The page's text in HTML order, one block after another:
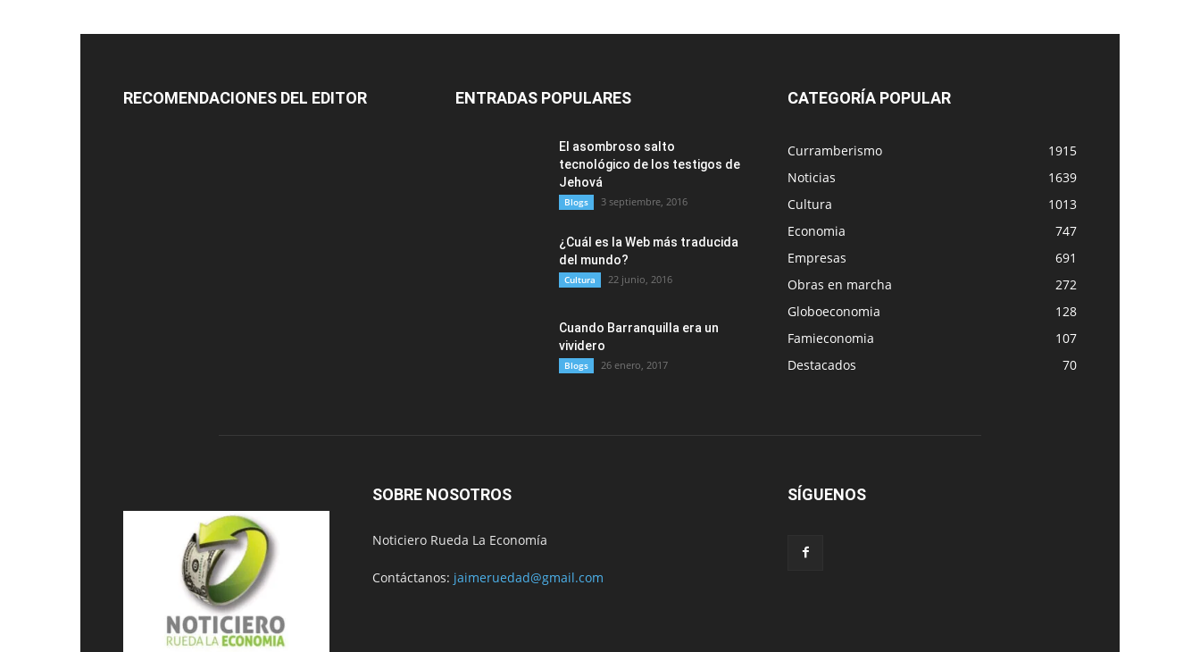
RECOMENDACIONES DEL EDITOR ENTRADAS POPULARES
El asombroso salto
tecnológico de los testigos de
Jehová
Blogs 3 septiembre, 2016
¿Cuál es la Web más traducida
del mundo?
Cultura 22 junio, 2016
Cuando Barranquilla era un
vividero
Blogs 26 enero, 2017
CATEGORÍA POPULAR
Curramberismo
1915
Noticias
1639
Cultura
1013
Economia
747
Empresas
691
Obras en marcha
272
Globoeconomia
128
Famieconomia
107
Destacados
70
SOBRE NOSOTROS
Noticiero Rueda La Economía
Contáctanos: jaimeruedad@gmail.com
SÍGUENOS